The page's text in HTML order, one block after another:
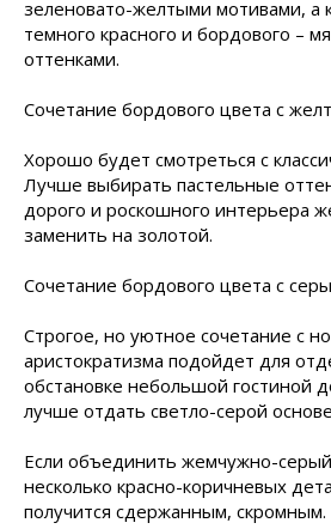
зеленовато-желтыми мотивами, а
темного красного и бордового –
оттенками.
Сочетание бордового цвета с
Хорошо будет смотреться с
Лучше выбирать пастельные
дорого и роскошного интерьера
заменить на золотой.
Сочетание бордового цвета с
Строгое, но уютное сочетание с
аристократизма подойдет для
обстановке небольшой гостиной
лучше отдать светло-серой
Если объединить жемчужно-
несколько красно-коричневых
получится сдержанным,